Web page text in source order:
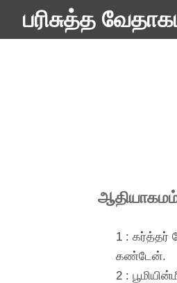
பரிசுத்த
1 : கர்த்தர்
கண்டேன்.
2 :